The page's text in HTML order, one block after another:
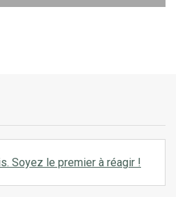
Soyez le premier à réagir !